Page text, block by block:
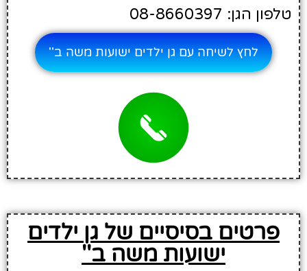
טלפון הגן: 08-8660397
לחץ לשיחה עם גן ילדים ישועות משה ב''
פרטים בסיסיים של גן ילדים
ישועות משה ב''